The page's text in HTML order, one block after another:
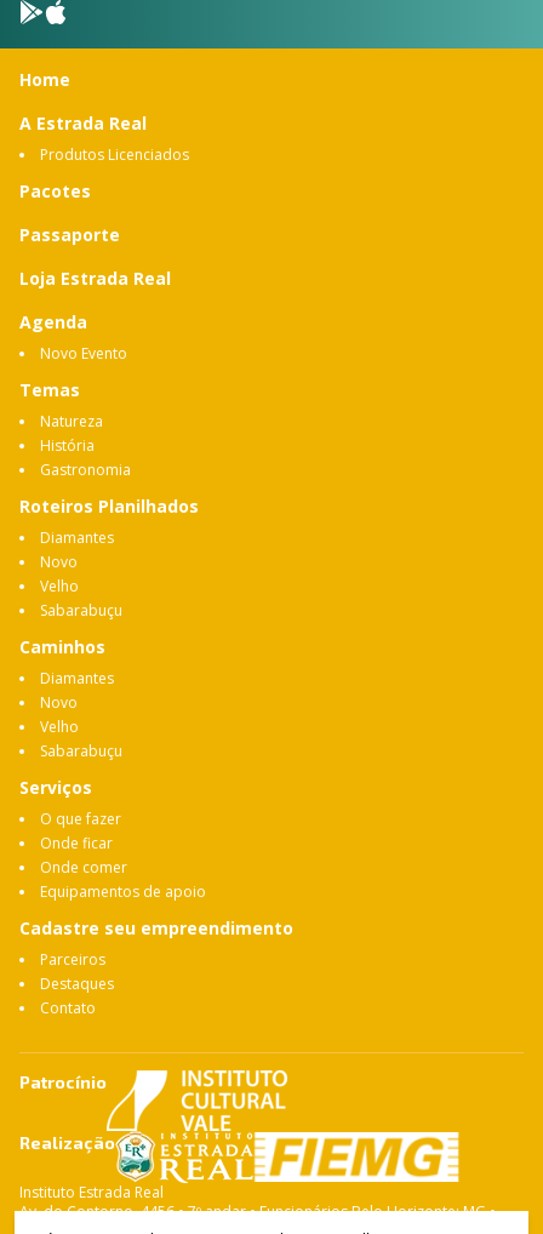
Home
A Estrada Real
Produtos Licenciados
Pacotes
Passaporte
Loja Estrada Real
Agenda
Novo Evento
Temas
Natureza
História
Gastronomia
Roteiros Planilhados
Diamantes
Novo
Velho
Sabarabuçu
Caminhos
Diamantes
Novo
Velho
Sabarabuçu
Serviços
O que fazer
Onde ficar
Onde comer
Equipamentos de apoio
Cadastre seu empreendimento
Parceiros
Destaques
Contato
Patrocínio
Realização
Instituto Estrada Real
Av. do Contorno, 4456 • 7º andar • Funcionários Belo Horizonte: MG •